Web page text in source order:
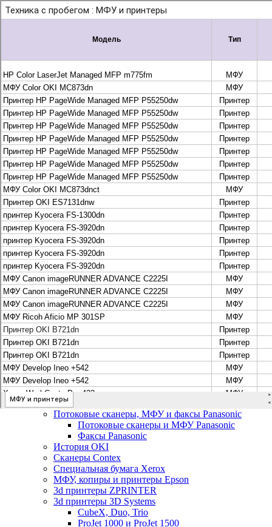
Рассчитать и заказать
Рассчитать и заказать
О компании
История Леком
Производители
Леком
Pantum
UTINET
G&G
ГК “Катюша”
Высокопроизводительные копиры DEVELOP
МФУ, копиры и принтеры KYOCERA
Принтеры и МФУ и факсы Brother
Плоттеры и МФУ Oce
Плоттеры и МФУ Oce
Цифровые системы Oce VarioPrint DP Line
МФУ, сканеры, плоттеры и принтеры Canon
Плоттеры Canon
Принтеры и МФУ Canon
Сканеры Canon
Распродажа картриджей Canon
МФУ, сканеры, плоттеры и принтеры HP
Принтеры и МФУ HP
Плоттеры hp
МФУ, копиры и принтеры OKI
МФУ, копиры и принтеры RICOH
Ремонт и продажа копировальных аппаратов
Infotec
Потоковые сканеры, МФУ и факсы Panasonic
Потоковые сканеры и МФУ Panasonic
Факсы Panasonic
История OKI
Сканеры Contex
Специальная бумага Xerox
МФУ, копиры и принтеры Epson
3d принтеры ZPRINTER
3d принтеры 3D Systems
CubeX, Duo, Trio
ProJet 1000 и ProJet 1500